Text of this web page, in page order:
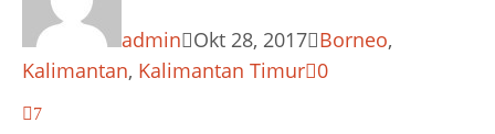
admin Okt 28, 2017 Borneo,
Kalimantan, Kalimantan Timur 0
7